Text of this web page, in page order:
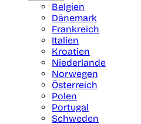
Belgien
Dänemark
Frankreich
Italien
Kroatien
Niederlande
Norwegen
Österreich
Polen
Portugal
Schweden